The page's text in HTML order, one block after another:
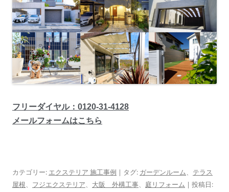
フリーダイヤル：0120-31-4128
メールフォームはこちら
カテゴリー: エクステリア 施工事例 | タグ: ガーデンルーム、 テラス
屋根、 フジエクステリア、 大阪 外構工事、 庭リフォーム | 投稿日: